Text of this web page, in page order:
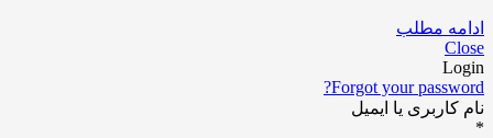
ادامه مطلب
Close
Login
Forgot your password?
نام کاربری یا ایمیل
*